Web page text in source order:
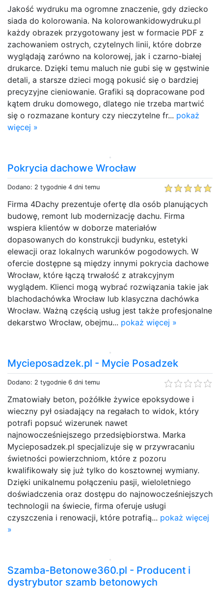
Jakość wydruku ma ogromne znaczenie, gdy dziecko
siada do kolorowania. Na kolorowankidowydruku.pl
każdy obrazek przygotowany jest w formacie PDF z
zachowaniem ostrych, czytelnych linii, które dobrze
wyglądają zarówno na kolorowej, jak i czarno-białej
drukarce. Dzięki temu maluch nie gubi się w gęstwinie
detali, a starsze dzieci mogą pokusić się o bardziej
precyzyjne cieniowanie. Grafiki są dopracowane pod
kątem druku domowego, dlatego nie trzeba martwić
się o rozmazane kontury czy nieczytelne fr... pokaż
więcej »
Pokrycia dachowe Wrocław
Dodano: 2 tygodnie 4 dni temu
Firma 4Dachy prezentuje ofertę dla osób planujących
budowę, remont lub modernizację dachu. Firma
wspiera klientów w doborze materiałów
dopasowanych do konstrukcji budynku, estetyki
elewacji oraz lokalnych warunków pogodowych. W
ofercie dostępne są między innymi pokrycia dachowe
Wrocław, które łączą trwałość z atrakcyjnym
wyglądem. Klienci mogą wybrać rozwiązania takie jak
blachodachówka Wrocław lub klasyczna dachówka
Wrocław. Ważną częścią usług jest także profesjonalne
dekarstwo Wrocław, obejmu... pokaż więcej »
Mycieposadzek.pl - Mycie Posadzek
Dodano: 2 tygodnie 6 dni temu
Zmatowiały beton, pożółkłe żywice epoksydowe i
wieczny pył osiadający na regałach to widok, który
potrafi popsuć wizerunek nawet
najnowocześniejszego przedsiębiorstwa. Marka
Mycieposadzek.pl specjalizuje się w przywracaniu
świetności powierzchniom, które z pozoru
kwalifikowały się już tylko do kosztownej wymiany.
Dzięki unikalnemu połączeniu pasji, wieloletniego
doświadczenia oraz dostępu do najnowocześniejszych
technologii na świecie, firma oferuje usługi
czyszczenia i renowacji, które potrafią... pokaż więcej
»
Szamba-Betonowe360.pl - Producent i
dystrybutor szamb betonowych